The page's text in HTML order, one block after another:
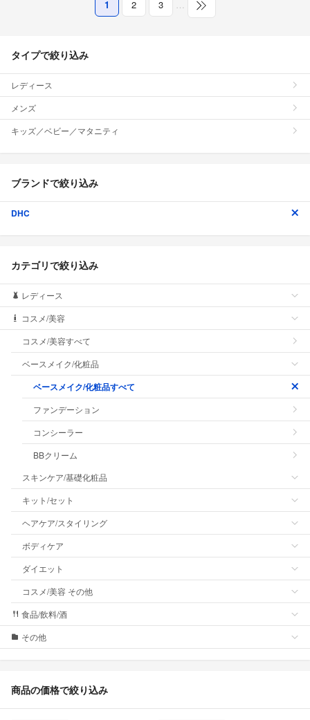
1 2 3 …
タイプで絞り込み
レディース
メンズ
キッズ／ベビー／マタニティ
ブランドで絞り込み
DHC
カテゴリで絞り込み
レディース
コスメ/美容
コスメ/美容すべて
ベースメイク/化粧品
ベースメイク/化粧品すべて
ファンデーション
コンシーラー
BBクリーム
スキンケア/基礎化粧品
キット/セット
ヘアケア/スタイリング
ボディケア
ダイエット
コスメ/美容 その他
食品/飲料/酒
その他
商品の価格で絞り込み